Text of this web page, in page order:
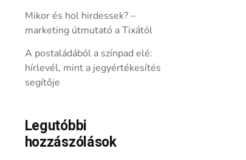
Mikor és hol hirdessek? –
marketing útmutató a Tixától
A postaládából a színpad elé:
hírlevél, mint a jegyértékesítés
segítője
Legutóbbi
hozzászólások